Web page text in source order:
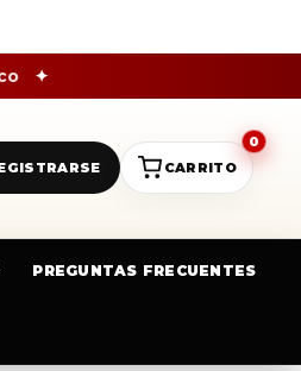
✦
0
CARRITO
PREGUNTAS FRECUENTES